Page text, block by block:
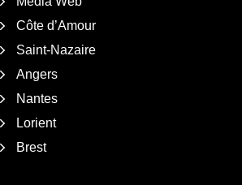
Côte d’Amour
Saint-Nazaire
Angers
Nantes
Lorient
Brest